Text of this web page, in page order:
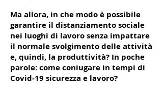
Ma allora, in che modo è possibile
garantire il distanziamento sociale
nei luoghi di lavoro senza impattare
il normale svolgimento delle attività
e, quindi, la produttività? In poche
parole: come coniugare in tempi di
Covid-19 sicurezza e lavoro?